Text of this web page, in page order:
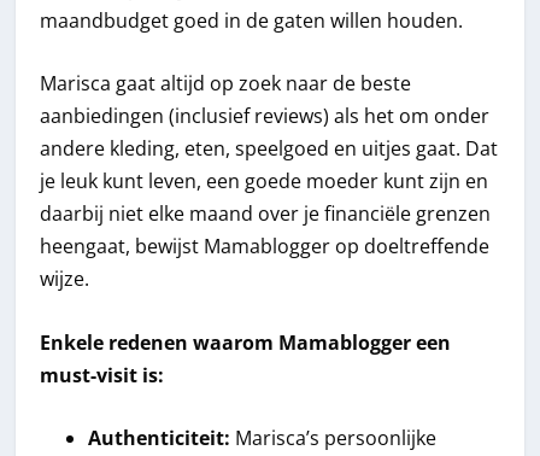
maandbudget goed in de gaten willen houden.
Marisca gaat altijd op zoek naar de beste
aanbiedingen (inclusief reviews) als het om onder
andere kleding, eten, speelgoed en uitjes gaat. Dat
je leuk kunt leven, een goede moeder kunt zijn en
daarbij niet elke maand over je financiële grenzen
heengaat, bewijst Mamablogger op doeltreffende
wijze.
Enkele redenen waarom Mamablogger een
must-visit is:
Authenticiteit: Marisca’s persoonlijke